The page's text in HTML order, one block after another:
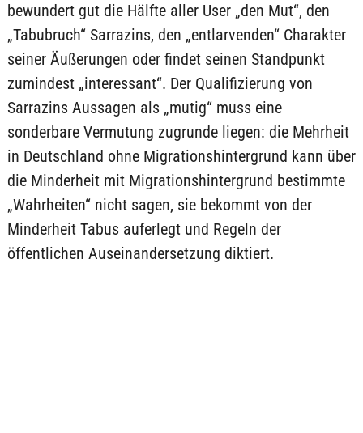
bewundert gut die Hälfte aller User „den Mut“, den
„Tabubruch“ Sarrazins, den „entlarvenden“ Charakter
seiner Äußerungen oder findet seinen Standpunkt
zumindest „interessant“. Der Qualifizierung von
Sarrazins Aussagen als „mutig“ muss eine
sonderbare Vermutung zugrunde liegen: die Mehrheit
in Deutschland ohne Migrationshintergrund kann über
die Minderheit mit Migrationshintergrund bestimmte
„Wahrheiten“ nicht sagen, sie bekommt von der
Minderheit Tabus auferlegt und Regeln der
öffentlichen Auseinandersetzung diktiert.